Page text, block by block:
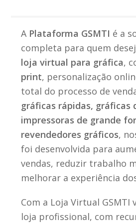
A Plataforma GSMTI é a
completa para quem
loja virtual para gráfica,
print, personalização
total do processo de
gráficas rápidas, gráficas
impressoras de grande
revendedores gráficos,
foi desenvolvida para
vendas, reduzir trabalho
melhorar a experiência
Com a Loja Virtual GSMTI
loja profissional, com